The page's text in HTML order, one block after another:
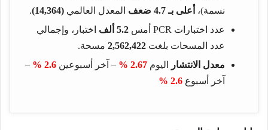
نسمة)، أعلى بـ 4.7 ضعف المعدل العالمي (14,364)
.
عدد اختبارات PCR أمس
5.2 ألف
اختبار، وإجمالي
عدد المسحات بلغت 2,562,422 مسحة.
معدل الانتشار
اليوم 2.67 % – آخر أسبوعين 2.6 %
–
آخر أسبوع 2.6 %